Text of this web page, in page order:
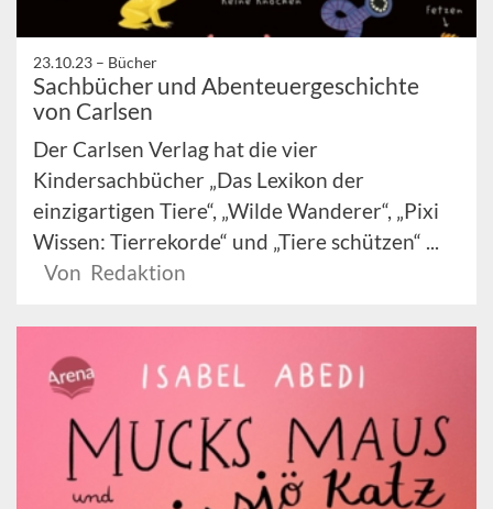
23.10.23 – Bücher
Sachbücher und Abenteuergeschichte
von Carlsen
Der Carlsen Verlag hat die vier
Kindersachbücher „Das Lexikon der
einzigartigen Tiere“, „Wilde Wanderer“, „Pixi
Wissen: Tierrekorde“ und „Tiere schützen“ ...
Von Redaktion